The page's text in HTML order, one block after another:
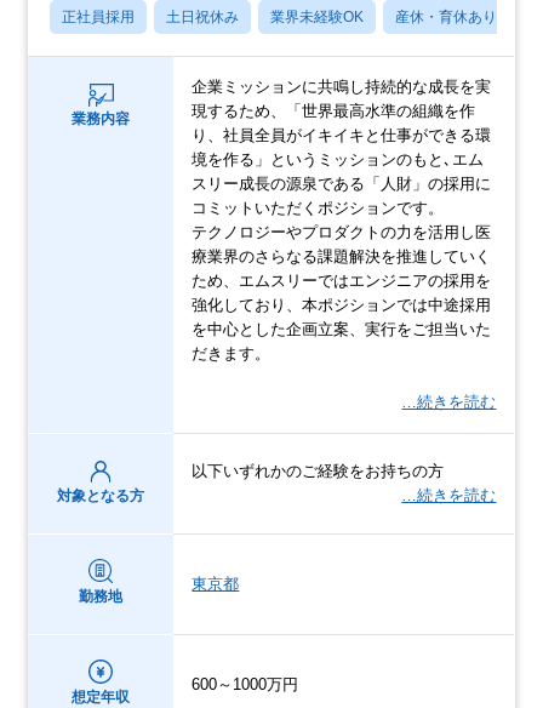
正社員採用 土日祝休み 業界未経験OK 産休・育休あり
業務内容
企業ミッションに共鳴し持続的な成長を実
現するため、「世界最高水準の組織を作
り、社員全員がイキイキと仕事ができる環
境を作る」というミッションのもと､エム
スリー成長の源泉である「人財」の採用に
コミットいただくポジションです。
テクノロジーやプロダクトの力を活用し医
療業界のさらなる課題解決を推進していく
ため、エムスリーではエンジニアの採用を
強化しており、本ポジションでは中途採用
を中心とした企画立案、実行をご担当いた
だきます。
…続きを読む
対象となる方
以下いずれかのご経験をお持ちの方
…続きを読む
勤務地
東京都
想定年収
600～1000万円